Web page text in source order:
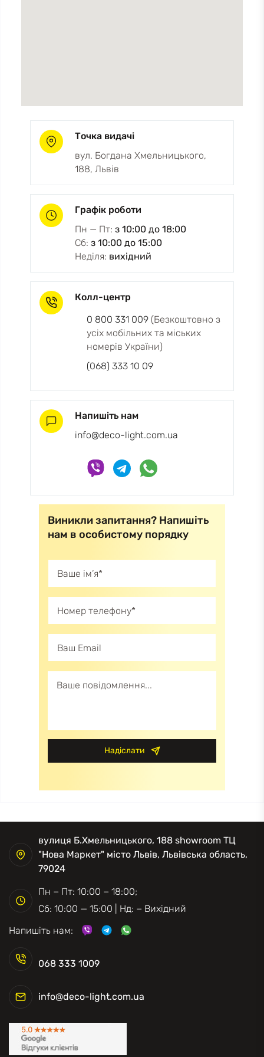
Точка видачі
вул. Богдана Хмельницького,
188, Львів
Графік роботи
Пн — Пт: з 10:00 до 18:00
Сб: з 10:00 до 15:00
Неділя: вихідний
Колл-центр
0 800 331 009 (Безкоштовно з
усіх мобільних та міських
номерів України)
(068) 333 10 09
Напишіть нам
info@deco-light.com.ua
Виникли запитання? Напишіть
нам в особистому порядку
Надіслати
068 333 1009
info@deco-light.com.ua
вулиця Б.Хмельницького, 188 showroom ТЦ
"Нова Маркет" місто Львів, Львівська область,
79024
Пн − Пт: 10:00 − 18:00;
Сб: 10:00 — 15:00 | Нд: − Вихідний
Напишіть нам: